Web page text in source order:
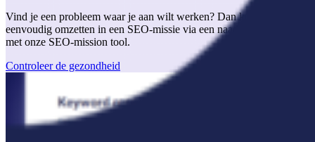
Vind je een probleem waar je aan wilt werken? Dan kun je dit
eenvoudig omzetten in een SEO-missie via een naadloze integratie
met onze SEO-mission tool.
Controleer de gezondheid